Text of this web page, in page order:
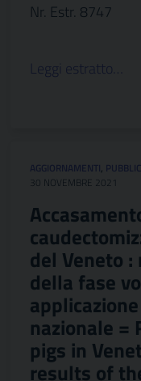
Nr. Estr. 8747
Leggi estratto…
AGGIORNAMENTI,
30 NOVEMBRE 2021
del Veneto
della fase
nazionale =
pigs in
results of